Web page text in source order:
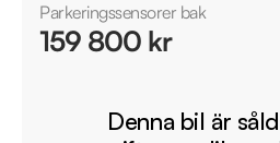
Parkeringssensorer bak
159 800 kr
Denna bil är